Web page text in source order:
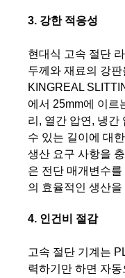
3. 강한 적응성
현대식 고속 절단
두께와 재료의 강
KINGREAL
에서 25mm에 이르
리, 열간 압연, 냉간
수 있는 길이에 대
생산 요구 사항을
은 전단 매개변수
의 효율적인 생산
4. 인건비 절감
고속 절단 기계는
력하기만 하면 자